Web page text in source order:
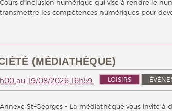
Cours d'inclusion numérique qui vise à rendre le
transmettre les compétences numériques pour
(MÉDIATHÈQUE)
au 19/08/2026 16h59 LOISIRS
Annexe St-Georges - La médiathèque vous invite à